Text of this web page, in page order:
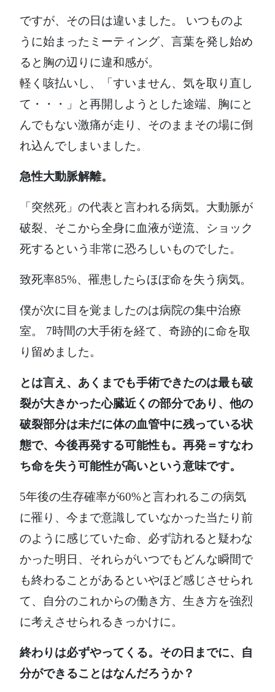
ですが、その日は違いました。 いつものよ
うに始まったミーティング、言葉を発し始め
ると胸の辺りに違和感が。
軽く咳払いし、「すいません、気を取り直し
て・・・」と再開しようとした途端、胸にと
んでもない激痛が走り、そのままその場に倒
れ込んでしまいました。
急性大動脈解離。
「突然死」の代表と言われる病気。大動脈が
破裂、そこから全身に血液が逆流、ショック
死するという非常に恐ろしいものでした。
致死率85%、罹患したらほぼ命を失う病気。
僕が次に目を覚ましたのは病院の集中治療
室。 7時間の大手術を経て、奇跡的に命を取
り留めました。
とは言え、あくまでも手術できたのは最も破
裂が大きかった心臓近くの部分であり、他の
破裂部分は未だに体の血管中に残っている状
態で、今後再発する可能性も。再発＝すなわ
ち命を失う可能性が高いという意味です。
5年後の生存確率が60%と言われるこの病気
に罹り、今まで意識していなかった当たり前
のように感じていた命、必ず訪れると疑わな
かった明日、それらがいつでもどんな瞬間で
も終わることがあるといやほど感じさせられ
て、自分のこれからの働き方、生き方を強烈
に考えさせられるきっかけに。
終わりは必ずやってくる。その日までに、自
分ができることはなんだろうか？